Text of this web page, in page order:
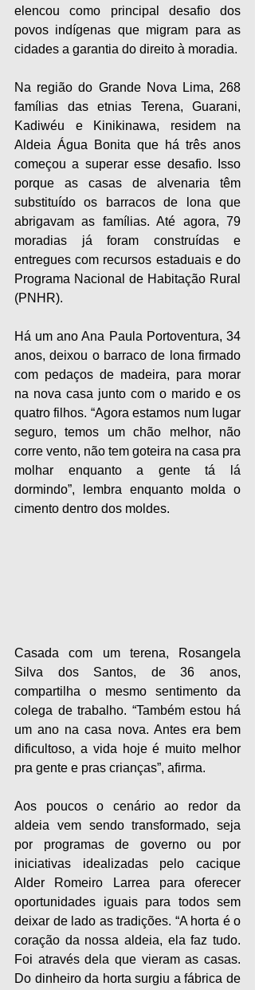
elencou como principal desafio dos
povos indígenas que migram para as
cidades a garantia do direito à moradia.
Na região do Grande Nova Lima, 268
famílias das etnias Terena, Guarani,
Kadiwéu e Kinikinawa, residem na
Aldeia Água Bonita que há três anos
começou a superar esse desafio. Isso
porque as casas de alvenaria têm
substituído os barracos de lona que
abrigavam as famílias. Até agora, 79
moradias já foram construídas e
entregues com recursos estaduais e do
Programa Nacional de Habitação Rural
(PNHR).
Há um ano Ana Paula Portoventura, 34
anos, deixou o barraco de lona firmado
com pedaços de madeira, para morar
na nova casa junto com o marido e os
quatro filhos. “Agora estamos num lugar
seguro, temos um chão melhor, não
corre vento, não tem goteira na casa pra
molhar enquanto a gente tá lá
dormindo”, lembra enquanto molda o
cimento dentro dos moldes.
Casada com um terena, Rosangela
Silva dos Santos, de 36 anos,
compartilha o mesmo sentimento da
colega de trabalho. “Também estou há
um ano na casa nova. Antes era bem
dificultoso, a vida hoje é muito melhor
pra gente e pras crianças”, afirma.
Aos poucos o cenário ao redor da
aldeia vem sendo transformado, seja
por programas de governo ou por
iniciativas idealizadas pelo cacique
Alder Romeiro Larrea para oferecer
oportunidades iguais para todos sem
deixar de lado as tradições. “A horta é o
coração da nossa aldeia, ela faz tudo.
Foi através dela que vieram as casas.
Do dinheiro da horta surgiu a fábrica de